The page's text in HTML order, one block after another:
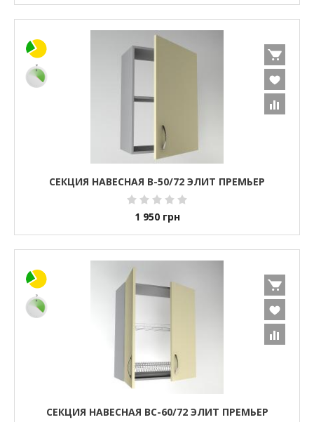
СЕКЦИЯ НАВЕСНАЯ В-50/72 ЭЛИТ ПРЕМЬЕР
1 950 грн
СЕКЦИЯ НАВЕСНАЯ ВС-60/72 ЭЛИТ ПРЕМЬЕР